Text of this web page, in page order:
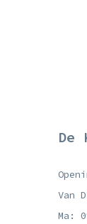
De
Van
Ma: